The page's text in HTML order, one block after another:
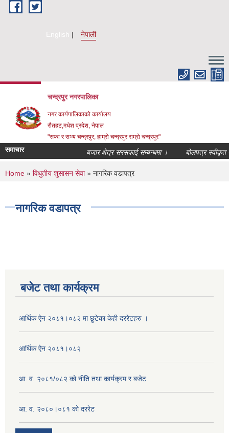
Skip to main content
English नेपाली
चन्द्रपुर नगरपालिका
नगर कार्यपालिकाको कार्यालय
रौतहट,मधेश प्रदेश, नेपाल
"सफा र सभ्य चन्द्रपुर, हाम्रो चन्द्रपुर राम्रो चन्द्रपुर"
समाचार बजार क्षेत्र सरसफाई सम्बन्धमा । बोलपत्र स्वीकृत
You are here
Home » विधुतीय शुसासन सेवा» नागरिक वडापत्र
नागरिक वडापत्र
बजेट तथा कार्यक्रम
आर्थिक ऐन २०८१।०८२ मा छुटेका केही दररेटहरु ।
आर्थिक ऐन २०८१।०८२
आ. व. २०८१/०८२ को नीति तथा कार्यक्रम र बजेट
आ. व. २०८०।०८१ को दररेट